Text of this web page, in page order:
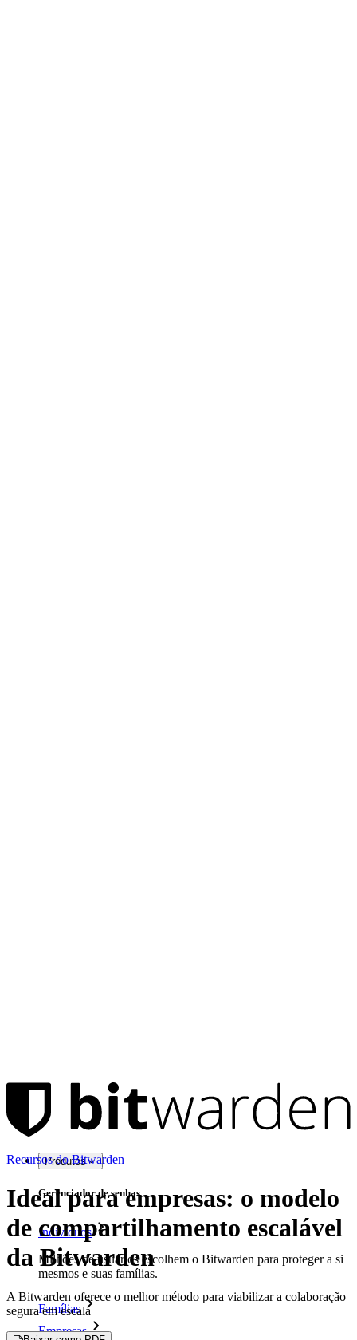
Produtos
Gerenciador de senhas
Indivíduos
Milhões de usuários escolhem o Bitwarden para proteger a si
mesmos e suas famílias.
Famílias
Empresas
Recursos do Bitwarden
Ideal para empresas: o modelo
de compartilhamento escalável
da Bitwarden
A Bitwarden oferece o melhor método para viabilizar a colaboração
segura em escala